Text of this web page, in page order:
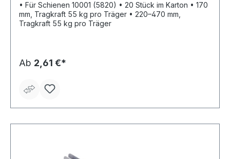
• Für Schienen 10001 (5820) • 20 Stück im Karton • 170
mm, Tragkraft 55 kg pro Träger • 220–470 mm,
Tragkraft 55 kg pro Träger
Ab 2,61 €*